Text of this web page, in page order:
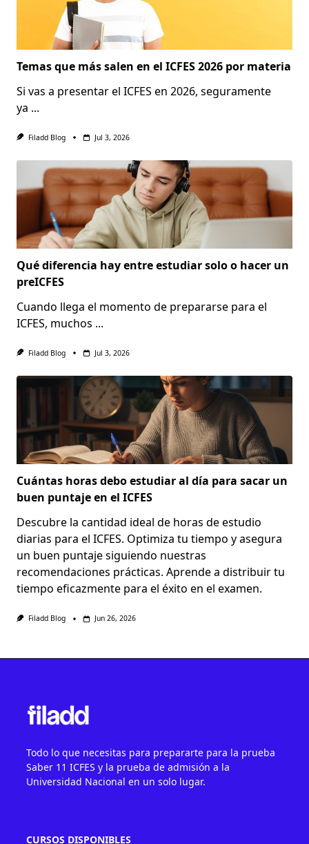
Temas que más salen en el ICFES 2026 por materia
Si vas a presentar el ICFES en 2026, seguramente
ya ...
Filadd Blog Jul 3, 2026
Qué diferencia hay entre estudiar solo o hacer un
preICFES
Cuando llega el momento de prepararse para el
ICFES, muchos ...
Filadd Blog Jul 3, 2026
Cuántas horas debo estudiar al día para sacar un
buen puntaje en el ICFES
Descubre la cantidad ideal de horas de estudio
diarias para el ICFES. Optimiza tu tiempo y asegura
un buen puntaje siguiendo nuestras
recomendaciones prácticas. Aprende a distribuir tu
tiempo eficazmente para el éxito en el examen.
Filadd Blog Jun 26, 2026
Todo lo que necesitas para prepararte para la prueba
Saber 11 ICFES y la prueba de admisión a la
Universidad Nacional en un solo lugar.
CURSOS DISPONIBLES